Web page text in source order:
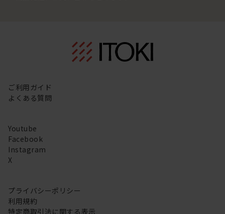
ご利用ガイド
よくある質問
Youtube
Facebook
Instagram
X
プライバシーポリシー
利用規約
特定商取引法に関する表示